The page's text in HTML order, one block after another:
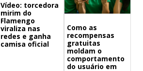
Vídeo: torcedora
mirim do
Flamengo
viraliza nas
redes e ganha
camisa oficial
Como as
recompensas
gratuitas
moldam o
comportamento
do usuário em